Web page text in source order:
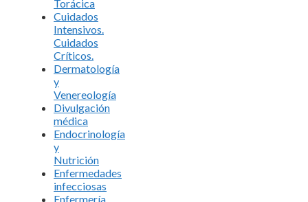
Torácica
Cuidados
Intensivos.
Cuidados
Críticos.
Dermatología
y
Venereología
Divulgación
médica
Endocrinología
y
Nutrición
Enfermedades
infecciosas
Enfermería